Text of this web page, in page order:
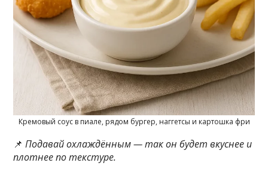
Кремовый соус в пиале, рядом бургер, наггетсы и картошка фри
📌Подавай охлаждённым — так он будет вкуснее и
плотнее по текстуре.